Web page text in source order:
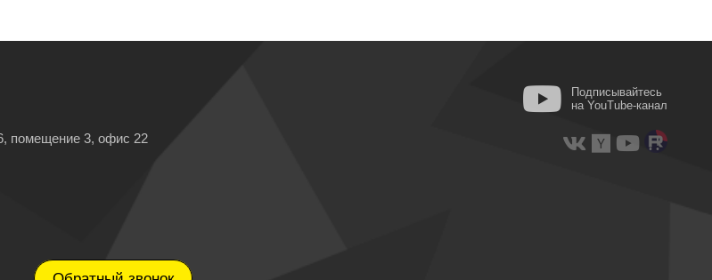
помещение 3, офис 22
Подписывайтесь
на YouTube-канал